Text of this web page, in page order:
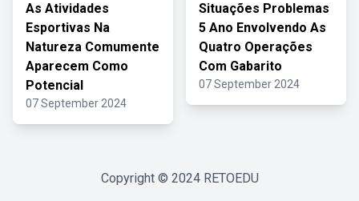
As Atividades
Esportivas Na
Natureza Comumente
Aparecem Como
Potencial
07 September 2024
Situações Problemas
5 Ano Envolvendo As
Quatro Operações
Com Gabarito
07 September 2024
Copyright © 2024 RETOEDU